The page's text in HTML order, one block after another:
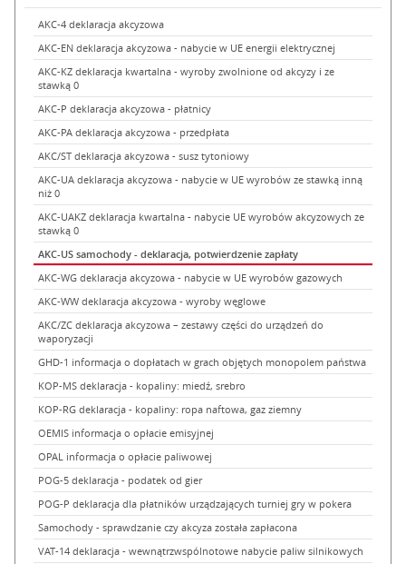
AKC-4 deklaracja akcyzowa
AKC-EN deklaracja akcyzowa - nabycie w UE energii elektrycznej
AKC-KZ deklaracja kwartalna - wyroby zwolnione od akcyzy i ze
stawką 0
AKC-P deklaracja akcyzowa - płatnicy
AKC-PA deklaracja akcyzowa - przedpłata
AKC/ST deklaracja akcyzowa - susz tytoniowy
AKC-UA deklaracja akcyzowa - nabycie w UE wyrobów ze stawką inną
niż 0
AKC-UAKZ deklaracja kwartalna - nabycie UE wyrobów akcyzowych ze
stawką 0
AKC-US samochody - deklaracja, potwierdzenie zapłaty
AKC-WG deklaracja akcyzowa - nabycie w UE wyrobów gazowych
AKC-WW deklaracja akcyzowa - wyroby węglowe
AKC/ZC deklaracja akcyzowa – zestawy części do urządzeń do
waporyzacji
GHD-1 informacja o dopłatach w grach objętych monopolem państwa
KOP-MS deklaracja - kopaliny: miedź, srebro
KOP-RG deklaracja - kopaliny: ropa naftowa, gaz ziemny
OEMIS informacja o opłacie emisyjnej
OPAL informacja o opłacie paliwowej
POG-5 deklaracja - podatek od gier
POG-P deklaracja dla płatników urządzających turniej gry w pokera
Samochody - sprawdzanie czy akcyza została zapłacona
VAT-14 deklaracja - wewnątrzwspólnotowe nabycie paliw silnikowych